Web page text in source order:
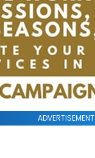
ADVERTISEMENT